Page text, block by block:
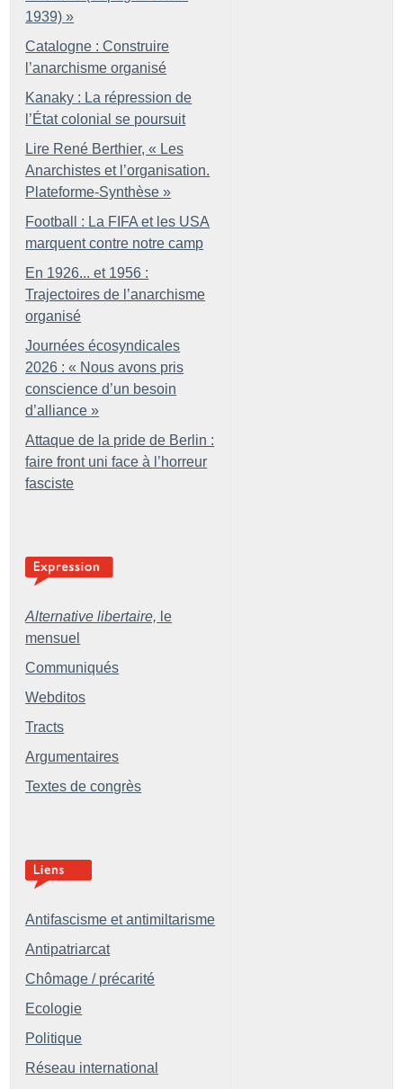
1939) »
Catalogne : Construire
l’anarchisme organisé
Kanaky : La répression de
l’État colonial se poursuit
Lire René Berthier, « Les
Anarchistes et l’organisation.
Plateforme-Synthèse »
Football : La FIFA et les USA
marquent contre notre camp
En 1926... et 1956 :
Trajectoires de l’anarchisme
organisé
Journées écosyndicales
2026 : « Nous avons pris
conscience d’un besoin
d’alliance »
Attaque de la pride de Berlin :
faire front uni face à l’horreur
fasciste
Alternative libertaire, le
mensuel
Communiqués
Webditos
Tracts
Argumentaires
Textes de congrès
Antifascisme et antimiltarisme
Antipatriarcat
Chômage / précarité
Ecologie
Politique
Réseau international